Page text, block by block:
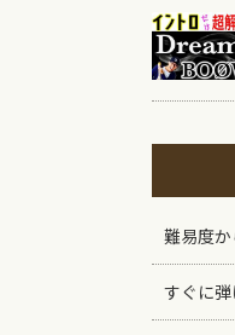
難易度
すぐに